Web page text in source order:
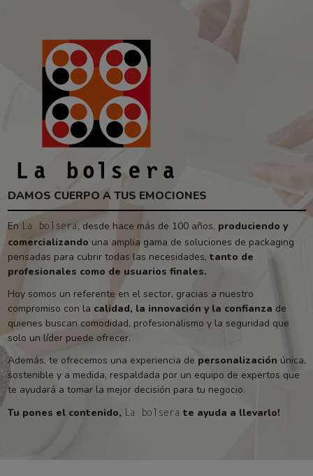
DAMOS CUERPO A TUS EMOCIONES
En La bolsera, desde hace más de 100 años, produciendo y
comercializando una amplia gama de soluciones de packaging
pensadas para cubrir todas las necesidades, tanto de
profesionales como de usuarios finales.
Hoy somos un referente en el sector, gracias a nuestro
compromiso con la calidad, la innovación y la confianza de
quienes buscan comodidad, profesionalismo y la seguridad que
solo un líder puede ofrecer.
Además, te ofrecemos una experiencia de personalización única,
sostenible y a medida, respaldada por un equipo de expertos que
te ayudará a tomar la mejor decisión para tu negocio.
Tu pones el contenido, La bolsera te ayuda a llevarlo!